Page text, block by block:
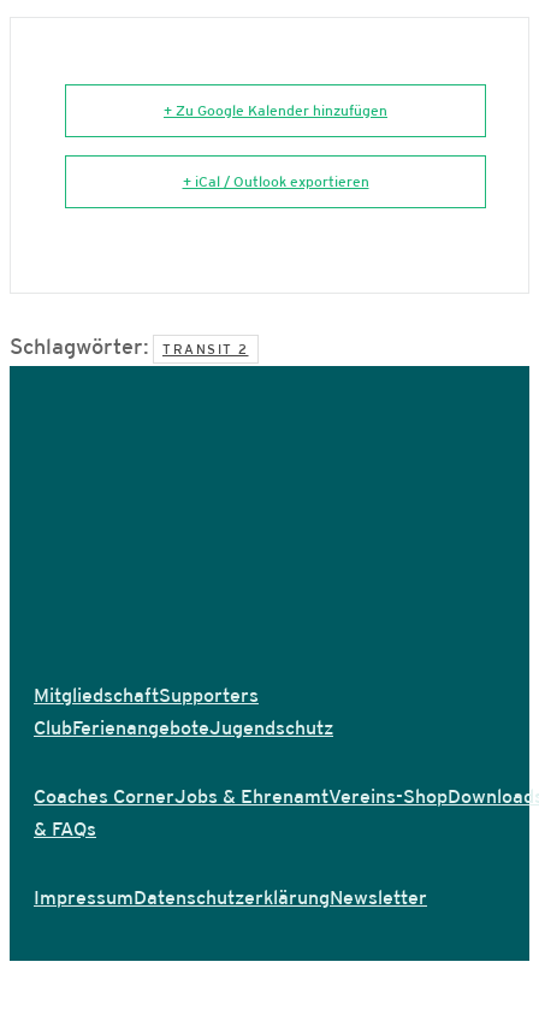
+ Zu Google Kalender hinzufügen
+ iCal / Outlook exportieren
Schlagwörter: TRANSIT 2
MitgliedschaftSupporters
ClubFerienangeboteJugendschutz
Coaches CornerJobs & EhrenamtVereins-Shop
& FAQs
ImpressumDatenschutzerklärungNewsletter